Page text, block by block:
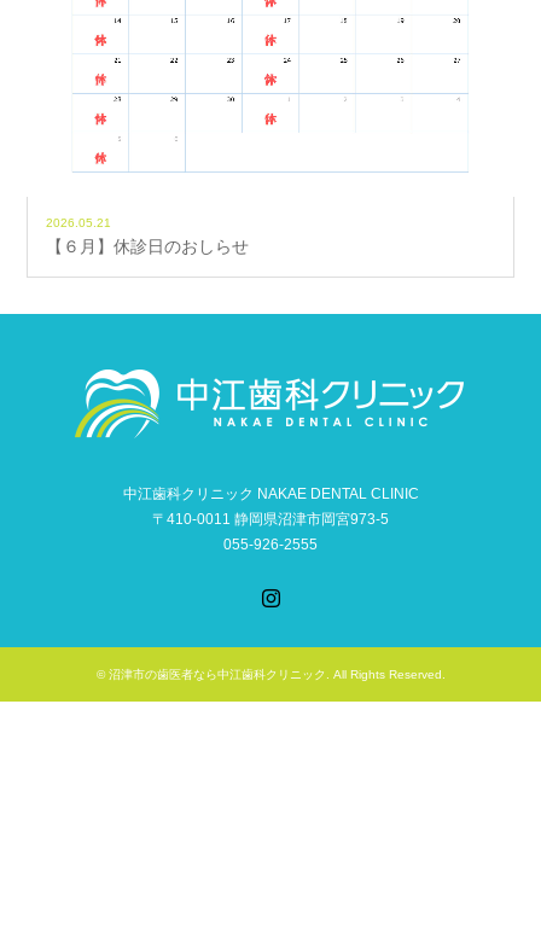
2026.05.21
【６月】休診日のおしらせ
中江歯科クリニック NAKAE DENTAL CLINIC
〒410-0011 静岡県沼津市岡宮973-5
055-926-2555
©沼津市の歯医者なら中江歯科クリニック . All Rights Reserved.